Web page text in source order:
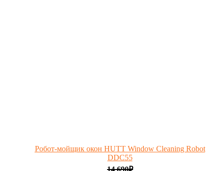
Робот-мойщик окон HUTT Window Cleaning Robot
DDC55